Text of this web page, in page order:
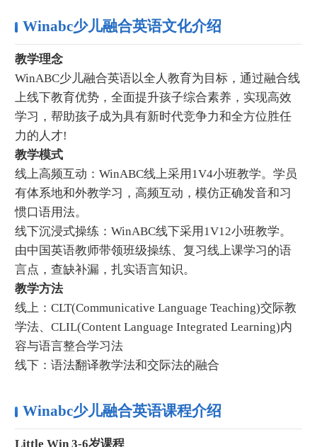
Winabc少儿融合英语文化介绍
教学理念
WinABC少儿融合英语以全人教育为目标，通过融合线
上线下教育优势，全面提升孩子综合素养，实现高效
学习，帮助孩子成为具有新时代竞争力和全方位胜任
力的人才!
教学模式
线上高频互动：WinABC线上采用1V4小班教学。学员
有体系地和外教学习，高频互动，模仿正确发音和习
惯口语用法。
线下沉浸式操练：WinABC线下采用1V12小班教学。
由中国英语教师带领班级操练、复习线上课学习的语
言点，查缺补漏，扎实语言知识。
教学方法
线上：CLT(Communicative Language Teaching)交际教
学法、CLIL(Content Language Integrated Learning)内
容与语言整合学习法
线下：语法翻译教学法和交际法的融合
Winabc少儿融合英语课程介绍
Little Win 3-6岁课程